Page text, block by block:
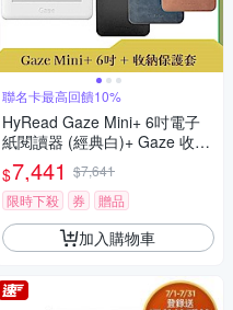
聯名卡最高回饋10%
HyRead Gaze Mini+ 6吋電子
紙閱讀器 (經典白)+ Gaze 收納
保護套 (組合)
$7,441 $7,641
限時下殺
券 贈品
加入購物車